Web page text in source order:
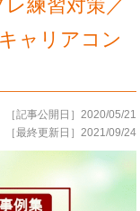
練習対策／
ャリアコン
［記事公開日］2020/05/21
［最終更新日］2021/09/24